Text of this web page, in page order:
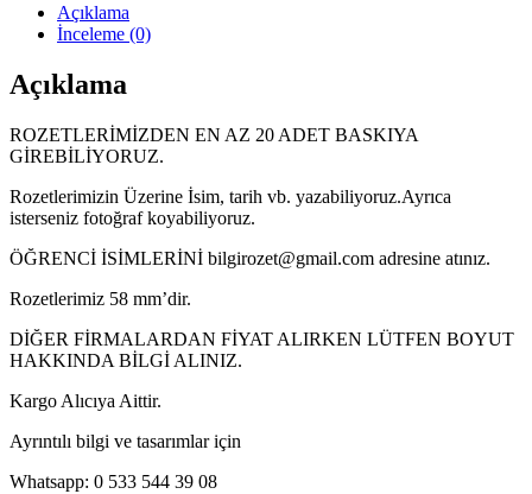
Açıklama
İnceleme (0)
Açıklama
ROZETLERİMİZDEN EN AZ 20 ADET BASKIYA
GİREBİLİYORUZ.
Rozetlerimizin Üzerine İsim, tarih vb. yazabiliyoruz.Ayrıca
isterseniz fotoğraf koyabiliyoruz.
ÖĞRENCİ İSİMLERİNİ bilgirozet@gmail.com adresine atınız.
Rozetlerimiz 58 mm’dir.
DİĞER FİRMALARDAN FİYAT ALIRKEN LÜTFEN BOYUT
HAKKINDA BİLGİ ALINIZ.
Kargo Alıcıya Aittir.
Ayrıntılı bilgi ve tasarımlar için
Whatsapp: 0 533 544 39 08